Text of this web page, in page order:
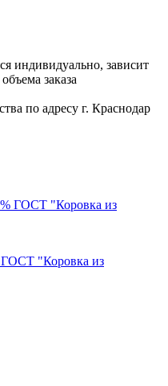
индивидуально, зависит
заказа
по адресу г. Краснодар
ГОСТ "Коровка из